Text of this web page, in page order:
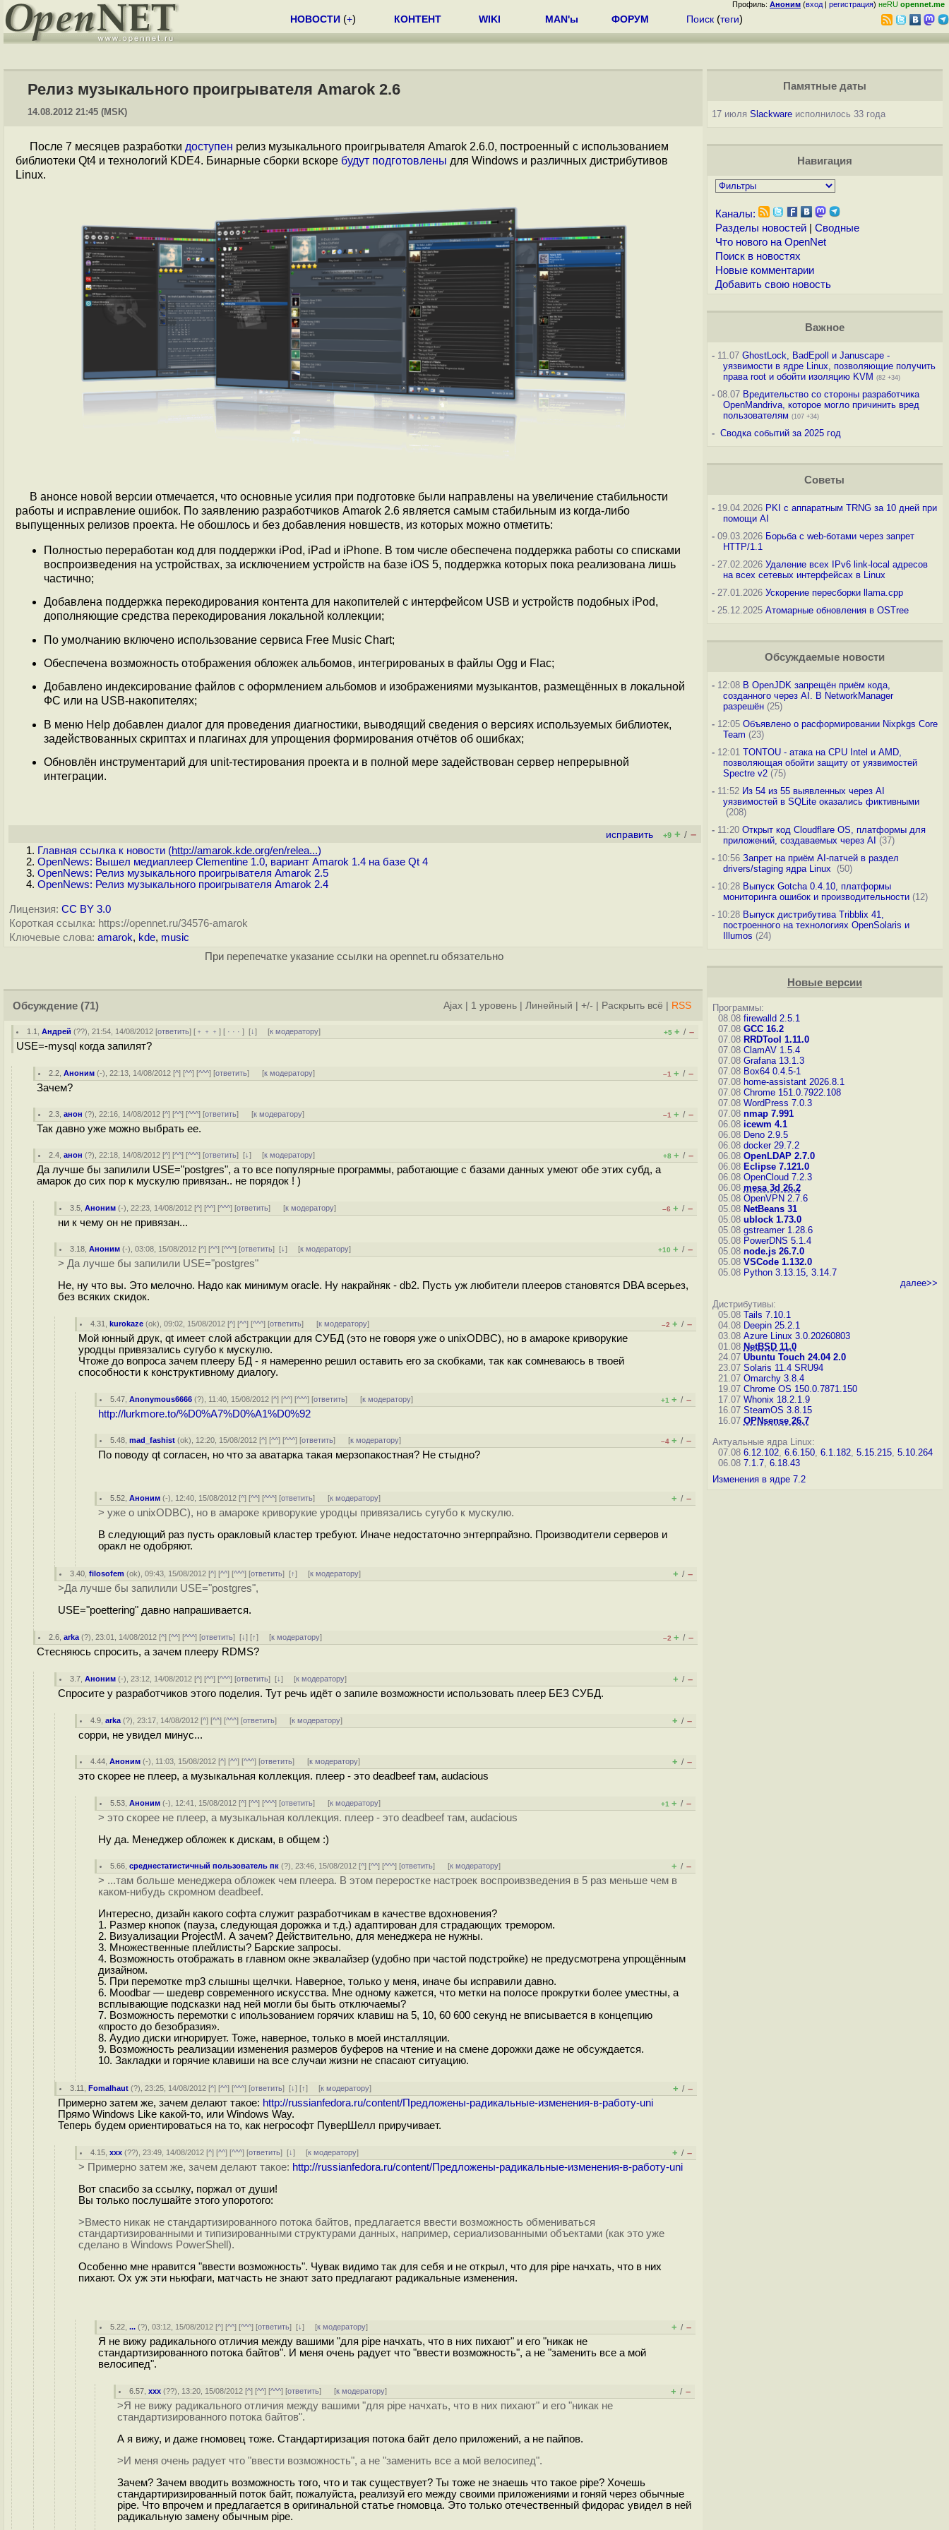
Профиль: Аноним (вход | регистрация) неRU opennet.me
НОВОСТИ (+) КОНТЕНТ WIKI MAN'ы ФОРУМ Поиск (теги)
Релиз музыкального проигрывателя Amarok 2.6
14.08.2012 21:45 (MSK)
После 7 месяцев разработки доступен релиз музыкального проигрывателя Amarok 2.6.0, построенный с использованием
библиотеки Qt4 и технологий KDE4. Бинарные сборки вскоре будут подготовлены для Windows и различных дистрибутивов
Linux.
В анонсе новой версии отмечается, что основные усилия при подготовке были направлены на увеличение стабильности
работы и исправление ошибок. По заявлению разработчиков Amarok 2.6 является самым стабильным из когда-либо
выпущенных релизов проекта. Не обошлось и без добавления новшеств, из которых можно отметить:
Полностью переработан код для поддержки iPod, iPad и iPhone. В том числе обеспечена поддержка работы со списками
воспроизведения на устройствах, за исключением устройств на базе iOS 5, поддержка которых пока реализована лишь
частично;
Добавлена поддержка перекодирования контента для накопителей с интерфейсом USB и устройств подобных iPod,
дополняющие средства перекодирования локальной коллекции;
По умолчанию включено использование сервиса Free Music Chart;
Обеспечена возможность отображения обложек альбомов, интегрированых в файлы Ogg и Flac;
Добавлено индексирование файлов с оформлением альбомов и изображениями музыкантов, размещённых в локальной
ФС или на USB-накопителях;
В меню Help добавлен диалог для проведения диагностики, выводящий сведения о версиях используемых библиотек,
задействованных скриптах и плагинах для упрощения формирования отчётов об ошибках;
Обновлён инструментарий для unit-тестирования проекта и в полной мере задействован сервер непрерывной
интеграции.
исправить +9 + / –
Главная ссылка к новости (http://amarok.kde.org/en/relea...)
OpenNews: Вышел медиаплеер Clementine 1.0, вариант Amarok 1.4 на базе Qt 4
OpenNews: Релиз музыкального проигрывателя Amarok 2.5
OpenNews: Релиз музыкального проигрывателя Amarok 2.4
Лицензия: CC BY 3.0
Короткая ссылка: https://opennet.ru/34576-amarok
Ключевые слова: amarok, kde, music
При перепечатке указание ссылки на opennet.ru обязательно
Обсуждение (71) Ajax 1 уровень Линейный +/- Раскрыть всё RSS
1.1 ,Андрей (??), 21:54, 14/08/2012 [ответить] [ ﹢﹢﹢] [ · · ·][↓] [к модератору] +5 + / –
USE=-mysql когда запилят?
2.2 ,Аноним (-), 22:13, 14/08/2012 [^] [^^] [^^^] [ответить] [к модератору] –1 + / –
Зачем?
2.3 ,анон (?), 22:16, 14/08/2012 [^] [^^] [^^^] [ответить] [к модератору] –1 + / –
Так давно уже можно выбрать ее.
2.4 ,анон (?), 22:18, 14/08/2012 [^] [^^] [^^^] [ответить][↓] [к модератору] +8 + / –
Да лучше бы запилили USE="postgres", а то все популярные программы, работающие с базами данных умеют обе этих субд, а
амарок до сих пор к мускулю привязан.. не порядок ! )
3.5 ,Аноним (-), 22:23, 14/08/2012 [^] [^^] [^^^] [ответить] [к модератору] –6 + / –
ни к чему он не привязан...
3.18 ,Аноним (-), 03:08, 15/08/2012 [^] [^^] [^^^] [ответить][↓] [к модератору] +10 + / –
> Да лучше бы запилили USE="postgres"
Не, ну что вы. Это мелочно. Надо как минимум oracle. Ну накрайняк - db2. Пусть уж любители плееров становятся DBA всерьез,
без всяких скидок.
4.31 ,kurokaze (ok), 09:02, 15/08/2012 [^] [^^] [^^^] [ответить] [к модератору] –2 + / –
Мой юнный друк, qt имеет слой абстракции для СУБД (это не говоря уже о unixODBC), но в амароке криворукие
уродцы привязались сугубо к мускулю.
Чтоже до вопроса зачем плееру БД - я намеренно решил оставить его за скобками, так как сомневаюсь в твоей
способности к конструктивному диалогу.
5.47 ,Anonymous6666 (?), 11:40, 15/08/2012 [^] [^^] [^^^] [ответить] [к модератору] +1 + / –
http://lurkmore.to/%D0%A7%D0%A1%D0%92
5.48 ,mad_fashist (ok), 12:20, 15/08/2012 [^] [^^] [^^^] [ответить] [к модератору] –4 + / –
По поводу qt согласен, но что за аватарка такая мерзопакостная? Не стыдно?
5.52 ,Аноним (-), 12:40, 15/08/2012 [^] [^^] [^^^] [ответить] [к модератору] + / –
> уже о unixODBC), но в амароке криворукие уродцы привязались сугубо к мускулю.
В следующий раз пусть оракловый кластер требуют. Иначе недостаточно энтерпрайзно. Производители серверов и
оракл не одобряют.
3.40 ,filosofem (ok), 09:43, 15/08/2012 [^] [^^] [^^^] [ответить][↑] [к модератору] + / –
>Да лучше бы запилили USE="postgres",
USE="poettering" давно напрашивается.
2.6 ,arka (?), 23:01, 14/08/2012 [^] [^^] [^^^] [ответить][↓] [↑] [к модератору] –2 + / –
Стесняюсь спросить, а зачем плееру RDMS?
3.7 ,Аноним (-), 23:12, 14/08/2012 [^] [^^] [^^^] [ответить][↓] [к модератору] + / –
Спросите у разработчиков этого поделия. Тут речь идёт о запиле возможности использовать плеер БЕЗ СУБД.
4.9 ,arka (?), 23:17, 14/08/2012 [^] [^^] [^^^] [ответить] [к модератору] + / –
сорри, не увидел минус...
4.44 ,Аноним (-), 11:03, 15/08/2012 [^] [^^] [^^^] [ответить] [к модератору] + / –
это скорее не плеер, а музыкальная коллекция. плеер - это deadbeef там, audacious
5.53 ,Аноним (-), 12:41, 15/08/2012 [^] [^^] [^^^] [ответить] [к модератору] +1 + / –
> это скорее не плеер, а музыкальная коллекция. плеер - это deadbeef там, audacious
Ну да. Менеджер обложек к дискам, в общем :)
5.66 ,среднестатистичный пользователь пк (?), 23:46, 15/08/2012 [^] [^^] [^^^] [ответить] [к модератору] + / –
> ...там больше менеджера обложек чем плеера. В этом переростке настроек воспроивзведения в 5 раз меньше чем в
каком-нибудь скромном deadbeef.
Интересно, дизайн какого софта служит разработчикам в качестве вдохновения?
1. Размер кнопок (пауза, следующая дорожка и т.д.) адаптирован для страдающих тремором.
2. Визуализации ProjectM. А зачем? Действительно, для менеджера не нужны.
3. Множественные плейлисты? Барские запросы.
4. Возможность отображать в главном окне эквалайзер (удобно при частой подстройке) не предусмотрена упрощённым
дизайном.
5. При перемотке mp3 слышны щелчки. Наверное, только у меня, иначе бы исправили давно.
6. Moodbar — шедевр современного искусства. Мне одному кажется, что метки на полосе прокрутки более уместны, а
всплывающие подсказки над ней могли бы быть отключаемы?
7. Возможность перемотки с ипользованием горячих клавиш на 5, 10, 60 600 секунд не вписывается в концепцию
«просто до безобразия».
8. Аудио диски игнорирует. Тоже, наверное, только в моей инсталляции.
9. Возможность реализации изменения размеров буферов на чтение и на смене дорожки даже не обсуждается.
10. Закладки и горячие клавиши на все случаи жизни не спасают ситуацию.
3.11 ,Fomalhaut (?), 23:25, 14/08/2012 [^] [^^] [^^^] [ответить][↓] [↑] [к модератору] + / –
Примерно затем же, зачем делают такое: http://russianfedora.ru/content/Предложены-радикальные-изменения-в-работу-uni
Прямо Windows Like какой-то, или Windows Way.
Теперь будем ориентироваться на то, как негрософт ПуверШелл приручивает.
4.15 ,xxx (??), 23:49, 14/08/2012 [^] [^^] [^^^] [ответить][↓] [к модератору] + / –
> Примерно затем же, зачем делают такое: http://russianfedora.ru/content/Предложены-радикальные-изменения-в-работу-uni
Вот спасибо за ссылку, поржал от души!
Вы только послушайте этого упоротого:
>Вместо никак не стандартизированного потока байтов, предлагается ввести возможность обмениваться
стандартизированными и типизированными структурами данных, например, сериализованными объектами (как это уже
сделано в Windows PowerShell).
Особенно мне нравится "ввести возможность". Чувак видимо так для себя и не открыл, что для pipe начхать, что в них
пихают. Ох уж эти ньюфаги, матчасть не знают зато предлагают радикальные изменения.
5.22 ,... (?), 03:12, 15/08/2012 [^] [^^] [^^^] [ответить][↓] [к модератору] + / –
Я не вижу радикального отличия между вашими "для pipe начхать, что в них пихают" и его "никак не
стандартизированного потока байтов". И меня очень радует что "ввести возможность", а не "заменить все а мой
велосипед".
6.57 ,xxx (??), 13:20, 15/08/2012 [^] [^^] [^^^] [ответить] [к модератору] + / –
>Я не вижу радикального отличия между вашими "для pipe начхать, что в них пихают" и его "никак не
стандартизированного потока байтов".
А я вижу, и даже гномовец тоже. Стандартиризация потока байт дело приложений, а не пайпов.
>И меня очень радует что "ввести возможность", а не "заменить все а мой велосипед".
Зачем? Зачем вводить возможность того, что и так существует? Ты тоже не знаешь что такое pipe? Хочешь
стандартиризированный поток байт, пожалуйста, реализуй его между своими приложениями и гоняй через обычные
pipe. Что впрочем и предлагается в оригинальной статье гномовца. Это только отечественный фидорас увидел в ней
радикальную замену обычным pipe.
Памятные даты
17 июля Slackwareисполнилось 33 года
Навигация
Каналы:
Разделы новостей| Сводные
Что нового на OpenNet
Поиск в новостях
Новые комментарии
Добавить свою новость
Важное
-11.07 GhostLock, BadEpoll и Januscape -
уязвимости в ядре Linux, позволяющие получить
права root и обойти изоляцию KVM (82 +34)
-08.07 Вредительство со стороны разработчика
OpenMandriva, которое могло причинить вред
пользователям (107 +34)
- Сводка событий за 2025 год
Советы
-19.04.2026 PKI с аппаратным TRNG за 10 дней при
помощи AI
-09.03.2026 Борьба с web-ботами через запрет
HTTP/1.1
-27.02.2026 Удаление всех IPv6 link-local адресов
на всех сетевых интерфейсах в Linux
-27.01.2026 Ускорение пересборки llama.cpp
-25.12.2025 Атомарные обновления в OSTree
Обсуждаемые новости
-12:08 В OpenJDK запрещён приём кода,
созданного через AI. В NetworkManager
разрешён(25)
-12:05 Объявлено о расформировании Nixpkgs Core
Team (23)
-12:01 TONTOU - атака на CPU Intel и AMD,
позволяющая обойти защиту от уязвимостей
Spectre v2(75)
-11:52 Из 54 из 55 выявленных через AI
уязвимостей в SQLite оказались фиктивными
(208)
-11:20 Открыт код Cloudflare OS, платформы для
приложений, создаваемых через AI (37)
-10:56 Запрет на приём AI-патчей в раздел
drivers/staging ядра Linux
(50)
-10:28 Выпуск Gotcha 0.4.10, платформы
мониторинга ошибок и производительности(12)
-10:28 Выпуск дистрибутива Tribblix 41,
построенного на технологиях OpenSolaris и
Illumos (24)
Новые версии
Программы:
08.08 firewalld 2.5.1
07.08 GCC 16.2
07.08 RRDTool 1.11.0
07.08 ClamAV 1.5.4
07.08 Grafana 13.1.3
07.08 Box64 0.4.5-1
07.08 home-assistant 2026.8.1
07.08 Chrome 151.0.7922.108
07.08 WordPress 7.0.3
07.08 nmap 7.991
06.08 icewm 4.1
06.08 Deno 2.9.5
06.08 docker 29.7.2
06.08 OpenLDAP 2.7.0
06.08 Eclipse 7.121.0
06.08 OpenCloud 7.2.3
06.08 mesa 3d 26.2
05.08 OpenVPN 2.7.6
05.08 NetBeans 31
05.08 ublock 1.73.0
05.08 gstreamer 1.28.6
05.08 PowerDNS 5.1.4
05.08 node.js 26.7.0
05.08 VSCode 1.132.0
05.08 Python 3.13.15, 3.14.7
далее>>
Дистрибутивы:
05.08 Tails 7.10.1
04.08 Deepin 25.2.1
03.08 Azure Linux 3.0.20260803
01.08 NetBSD 11.0
24.07 Ubuntu Touch 24.04 2.0
23.07 Solaris 11.4 SRU94
21.07 Omarchy 3.8.4
19.07 Chrome OS 150.0.7871.150
17.07 Whonix 18.2.1.9
16.07 SteamOS 3.8.15
16.07 OPNsense 26.7
Актуальные ядра Linux:
07.08 6.12.102, 6.6.150, 6.1.182, 5.15.215, 5.10.264
06.08 7.1.7, 6.18.43
Изменения в ядре 7.2